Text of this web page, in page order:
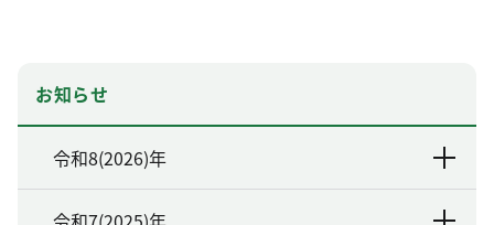
お知らせ
令和8(2026)年